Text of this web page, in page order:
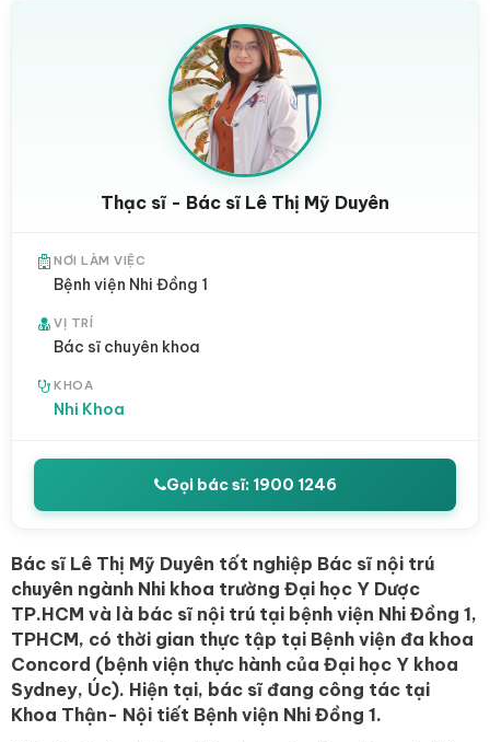
Thạc sĩ - Bác sĩ Lê Thị Mỹ Duyên
NƠI LÀM VIỆC
Bệnh viện Nhi Đồng 1
VỊ TRÍ
Bác sĩ chuyên khoa
KHOA
Nhi Khoa
Gọi bác sĩ: 1900 1246
Bác sĩ Lê Thị Mỹ Duyên tốt nghiệp Bác sĩ nội trú
chuyên ngành Nhi khoa trường Đại học Y Dược
TP.HCM và là bác sĩ nội trú tại bệnh viện Nhi Đồng 1,
TPHCM, có thời gian thực tập tại Bệnh viện đa khoa
Concord (bệnh viện thực hành của Đại học Y khoa
Sydney, Úc). Hiện tại, bác sĩ đang công tác tại
Khoa Thận- Nội tiết Bệnh viện Nhi Đồng 1.